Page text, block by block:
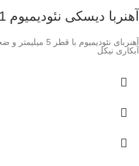
آهنربا دیسکی نئودیمیوم 1*5
آبکاری نیکل